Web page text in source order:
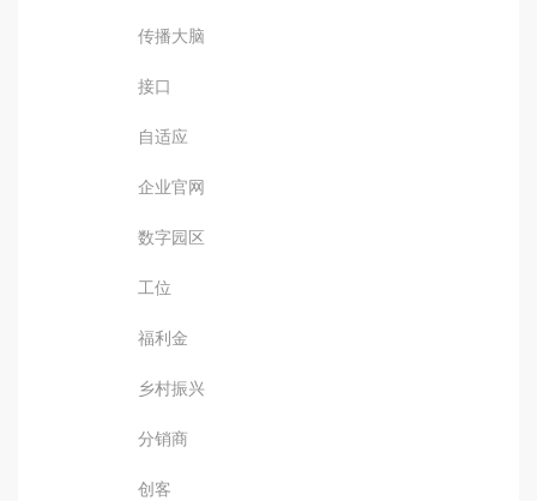
传播大脑
接口
自适应
企业官网
数字园区
工位
福利金
乡村振兴
分销商
创客